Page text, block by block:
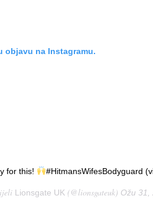
objavu na Instagramu.
for this! #HitmansWifesBodyguard
Lionsgate UK(@lionsgateuk) Ožu 31,